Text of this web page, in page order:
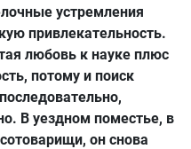
устремления
привлекательность.
любовь к науке плюс
потому и поиск
В уездном поместье, в
он снова